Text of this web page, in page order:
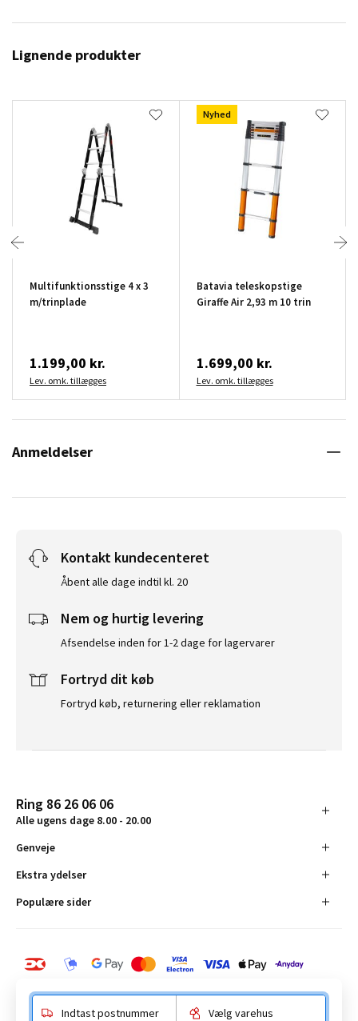
Lignende produkter
Multifunktionsstige 4 x 3
m/trinplade
1.199,00 kr.
Lev. omk. tillægges
Nyhed
Batavia teleskopstige
Giraffe Air 2,93 m 10 trin
1.699,00 kr.
Lev. omk. tillægges
Anmeldelser
Kontakt kundecenteret
Åbent alle dage indtil kl. 20
Nem og hurtig levering
Afsendelse inden for 1-2 dage for lagervarer
Fortryd dit køb
Fortryd køb, returnering eller reklamation
Ring 86 26 06 06
Alle ugens dage 8.00 - 20.00
Genveje
Ekstra ydelser
Populære sider
Indtast postnummer Vælg varehus